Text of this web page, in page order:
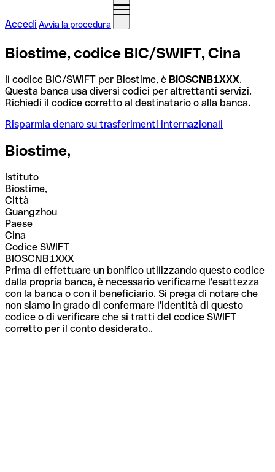
Accedi Avvia la procedura
Biostime, codice BIC/SWIFT, Cina
Il codice BIC/SWIFT per Biostime, è BIOSCNB1XXX.
Questa banca usa diversi codici per altrettanti servizi.
Richiedi il codice corretto al destinatario o alla banca.
Risparmia denaro su trasferimenti internazionali
Biostime,
Istituto
Biostime,
Città
Guangzhou
Paese
Cina
Codice SWIFT
BIOSCNB1XXX
Prima di effettuare un bonifico utilizzando questo codice
dalla propria banca, è necessario verificarne l'esattezza
con la banca o con il beneficiario. Si prega di notare che
non siamo in grado di confermare l'identità di questo
codice o di verificare che si tratti del codice SWIFT
corretto per il conto desiderato..